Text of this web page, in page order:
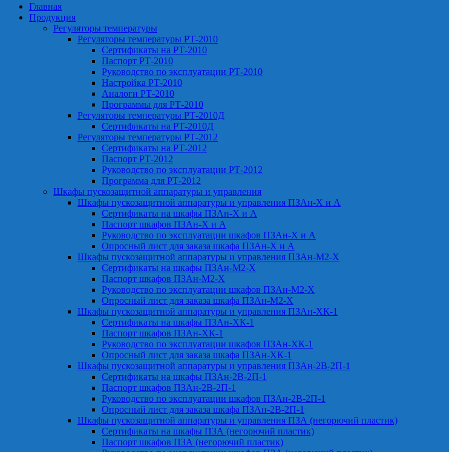
Главная
Продукция
Регуляторы температуры
Регуляторы температуры РТ-2010
Сертификаты на РТ-2010
Паспорт РТ-2010
Руководство по эксплуатации РТ-2010
Настройка РТ-2010
Аналоги РТ-2010
Программы для РТ-2010
Регуляторы температуры РТ-2010Д
Сертификаты на РТ-2010Д
Регуляторы температуры РТ-2012
Сертификаты на РТ-2012
Паспорт РТ-2012
Руководство по эксплуатации РТ-2012
Программа для РТ-2012
Шкафы пускозащитной аппаратуры и управления
Шкафы пускозащитной аппаратуры и управления ПЗАн-Х и А
Сертификаты на шкафы ПЗАн-Х и А
Паспорт шкафов ПЗАн-Х и А
Руководство по эксплуатации шкафов ПЗАн-Х и А
Опросный лист для заказа шкафа ПЗАн-Х и А
Шкафы пускозащитной аппаратуры и управления ПЗАн-М2-Х
Сертификаты на шкафы ПЗАн-М2-Х
Паспорт шкафов ПЗАн-М2-Х
Руководство по эксплуатации шкафов ПЗАн-М2-Х
Опросный лист для заказа шкафа ПЗАн-М2-Х
Шкафы пускозащитной аппаратуры и управления ПЗАн-ХК-1
Сертификаты на шкафы ПЗАн-ХК-1
Паспорт шкафов ПЗАн-ХК-1
Руководство по эксплуатации шкафов ПЗАн-ХК-1
Опросный лист для заказа шкафа ПЗАн-ХК-1
Шкафы пускозащитной аппаратуры и управления ПЗАн-2В-2П-1
Сертификаты на шкафы ПЗАн-2В-2П-1
Паспорт шкафов ПЗАн-2В-2П-1
Руководство по эксплуатации шкафов ПЗАн-2В-2П-1
Опросный лист для заказа шкафа ПЗАн-2В-2П-1
Шкафы пускозащитной аппаратуры и управления ПЗА (негорючий пластик)
Сертификаты на шкафы ПЗА (негорючий пластик)
Паспорт шкафов ПЗА (негорючий пластик)